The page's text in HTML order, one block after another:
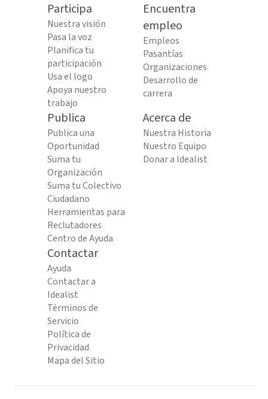
Participa
Nuestra visión
Pasa la voz
Planifica tu
participación
Usa el logo
Apoya nuestro
trabajo
Encuentra
empleo
Empleos
Pasantías
Organizaciones
Desarrollo de
carrera
Publica
Publica una
Oportunidad
Suma tu
Organización
Suma tu Colectivo
Ciudadano
Herramientas para
Reclutadores
Centro de Ayuda
Acerca de
Nuestra Historia
Nuestro Equipo
Donar a Idealist
Contactar
Ayuda
Contactar a
Idealist
Términos de
Servicio
Política de
Privacidad
Mapa del Sitio